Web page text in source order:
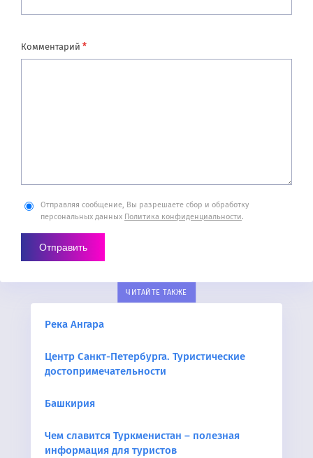
Комментарий *
Отправляя сообщение, Вы разрешаете сбор и обработку
персональных данных Политика конфиденциальности.
ЧИТАЙТЕ ТАКЖЕ
Река Ангара
Центр Санкт-Петербурга. Туристические
достопримечательности
Башкирия
Чем славится Туркменистан – полезная
информация для туристов